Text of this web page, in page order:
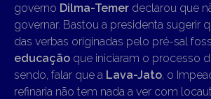
governo Dilma-Temer declarou que
governar. Bastou a presidenta sugerir
das verbas originadas pelo pré-sal
educação que iniciaram o processo
sendo, falar que a Lava-Jato, o
refinaria não tem nada a ver com